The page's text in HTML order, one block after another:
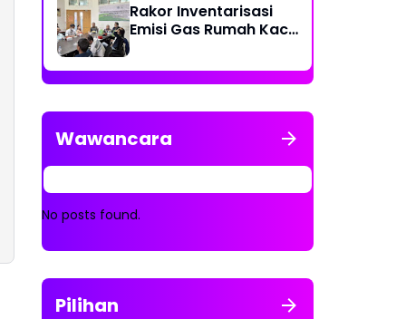
Rakor Inventarisasi
Emisi Gas Rumah Kaca
Wawancara
No posts found.
Pilihan